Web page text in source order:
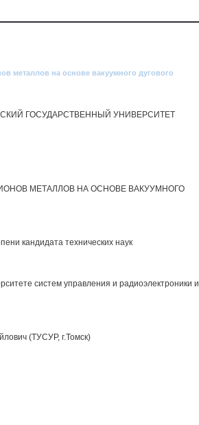
металлов на основе вакуумного дугового
ГОСУДАРСТВЕННЫЙ УНИВЕРСИТЕТ
МЕТАЛЛОВ НА ОСНОВЕ ВАКУУМНОГО
кандидата технических наук
систем управления и радиоэлектроники и
(ТУСУР, г.Томск)